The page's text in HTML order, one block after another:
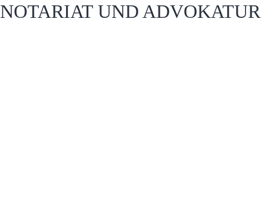
NOTARIAT UND ADVOKATUR